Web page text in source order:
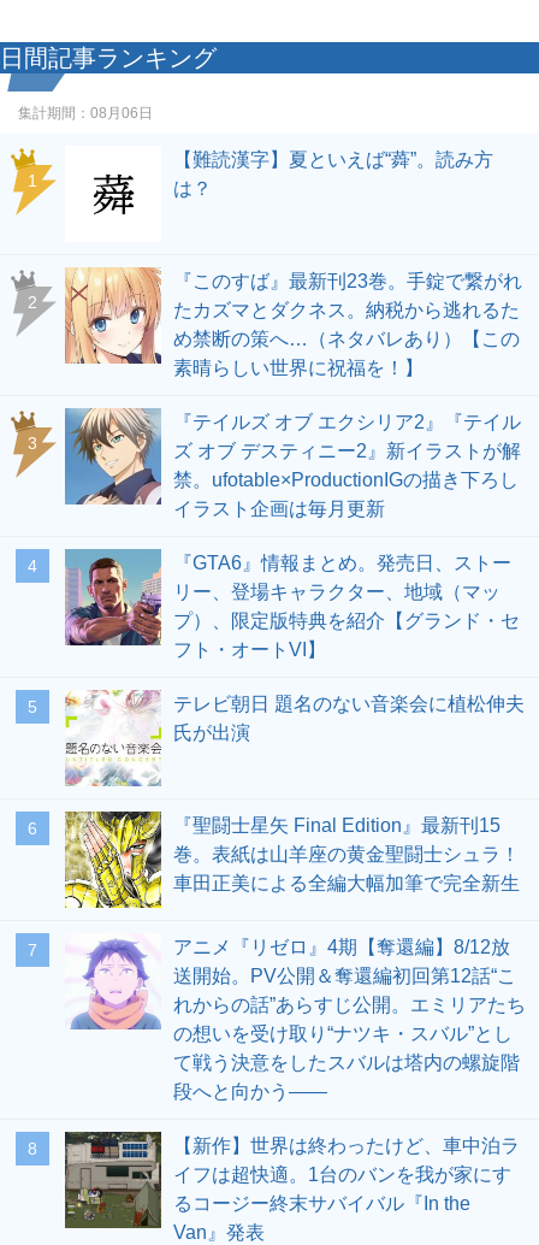
日間記事ランキング
集計期間： 08月06日
1
【難読漢字】夏といえば“蕣”。読み方
は？
2
『このすば』最新刊23巻。手錠で繋がれ
たカズマとダクネス。納税から逃れるた
め禁断の策へ…（ネタバレあり）【この
素晴らしい世界に祝福を！】
3
『テイルズ オブ エクシリア2』『テイル
ズ オブ デスティニー2』新イラストが解
禁。ufotable×ProductionIGの描き下ろし
イラスト企画は毎月更新
4
『GTA6』情報まとめ。発売日、ストー
リー、登場キャラクター、地域（マッ
プ）、限定版特典を紹介【グランド・セ
フト・オートVI】
5
テレビ朝日 題名のない音楽会に植松伸夫
氏が出演
6
『聖闘士星矢 Final Edition』最新刊15
巻。表紙は山羊座の黄金聖闘士シュラ！
車田正美による全編大幅加筆で完全新生
7
アニメ『リゼロ』4期【奪還編】8/12放
送開始。PV公開＆奪還編初回第12話“こ
れからの話”あらすじ公開。エミリアたち
の想いを受け取り“ナツキ・スバル”とし
て戦う決意をしたスバルは塔内の螺旋階
段へと向かう――
8
【新作】世界は終わったけど、車中泊ラ
イフは超快適。1台のバンを我が家にす
るコージー終末サバイバル『In the
Van』発表